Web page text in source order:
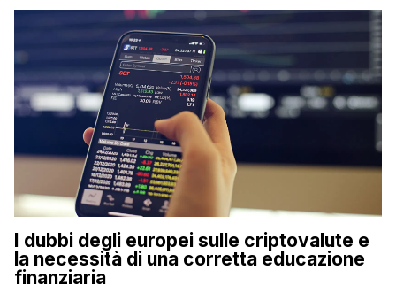
flessibilità e rendimento. Come funzionano […]
I dubbi degli europei sulle criptovalute e
la necessità di una corretta educazione
finanziaria